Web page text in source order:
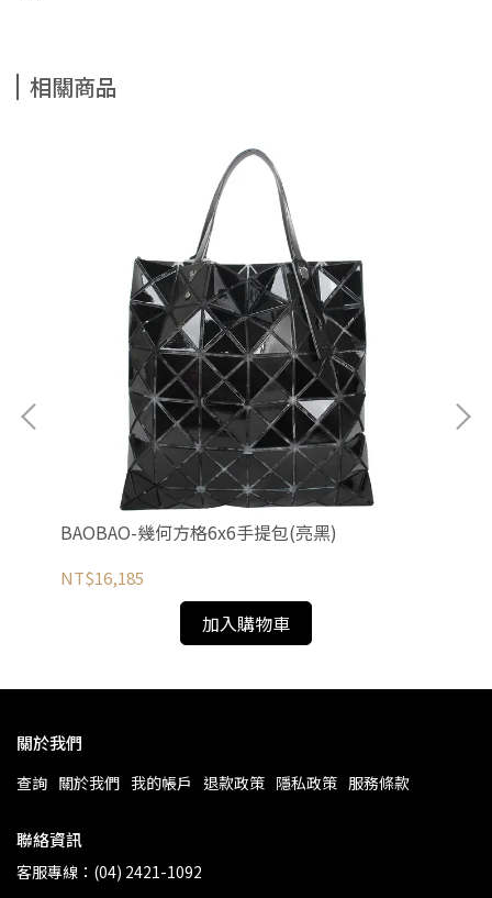
相關商品
BAOBAO-幾何方格6x6手提包(亮黑)
NT$16,185
加入購物車
關於我們
查詢 關於我們 我的帳戶 退款政策 隱私政策 服務條款
聯絡資訊
客服專線：(04) 2421-1092